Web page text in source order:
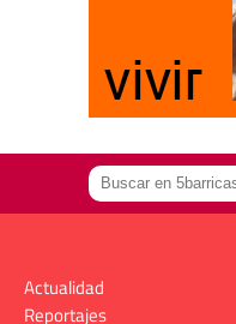
Actualidad
Reportajes